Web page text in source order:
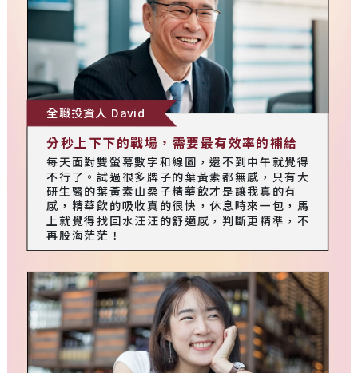
全職投資人 David
分秒上下下的戰場，需要最有效率的補給
每天面對雙螢幕數字和線圖，還不到中午就覺得
不行了。試過很多牌子的葉黃素都無感，只有大
研生醫的葉黃素山桑子精華飲才是讓我真的有
感，精華飲的吸收真的很快，休息時來一包，馬
上就覺得找回水汪汪的舒適感，判斷更精準，不
再股海茫茫！